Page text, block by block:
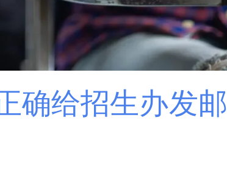
确给招生办发邮